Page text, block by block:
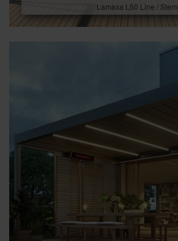
Lamaxa L50 Line / Stern